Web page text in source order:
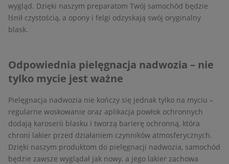
wygląd. Dzięki naszym preparatom Twój samochód będzie
lśnił czystością, a opony i felgi odzyskają swój oryginalny
blask.
Odpowiednia pielęgnacja nadwozia – nie
tylko mycie jest ważne
Pielęgnacja nadwozia nie kończy się jednak tylko na myciu –
regularne woskowanie oraz aplikacja powłok ochronnych
dodają karoserii blasku i tworzą barierę ochronną, która
chroni lakier przed działaniem czynników atmosferycznych.
Dzięki naszym produktom do pielęgnacji nadwozia, samochód
będzie zawsze wyglądał jak nowy, a jego lakier zachowa